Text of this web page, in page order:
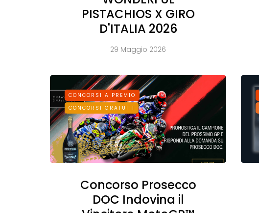
PISTACHIOS X GIRO
D'ITALIA 2026
29 Maggio 2026
CONCORSI A PREMIO
CONCORSI GRATUITI
Concorso Prosecco
DOC Indovina il